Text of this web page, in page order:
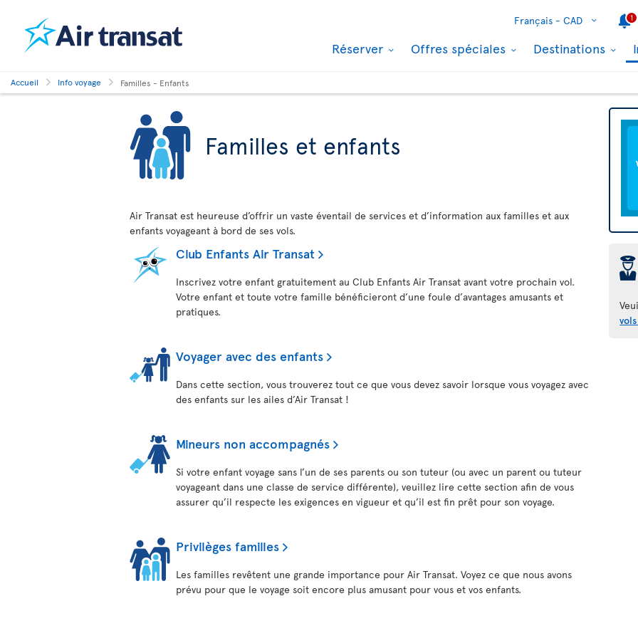
Français - CAD 1
Réserver Offres spéciales Destinations
Accueil Info voyage Familles - Enfants
Familles et enfants
Air Transat est heureuse d’offrir un vaste éventail de services et d’information aux familles et aux
enfants voyageant à bord de ses vols.
Club Enfants Air Transat
Inscrivez votre enfant gratuitement au Club Enfants Air Transat avant votre prochain vol.
Votre enfant et toute votre famille bénéficieront d’une foule d’avantages amusants et
pratiques.
Voyager avec des enfants
Dans cette section, vous trouverez tout ce que vous devez savoir lorsque vous voyagez avec
des enfants sur les ailes d’Air Transat !
Mineurs non accompagnés
Si votre enfant voyage sans l’un de ses parents ou son tuteur (ou avec un parent ou tuteur
voyageant dans une classe de service différente), veuillez lire cette section afin de vous
assurer qu’il respecte les exigences en vigueur et qu’il est fin prêt pour son voyage.
Privilèges familles
Les familles revêtent une grande importance pour Air Transat. Voyez ce que nous avons
prévu pour que le voyage soit encore plus amusant pour vous et vos enfants.
þ